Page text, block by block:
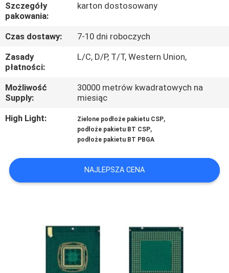
SKONTAKTUJ
SIĘ
Z
NAMI
AKTUALNOŚCI
O
WYCENĘ
PRIVACY
Szczegóły
pakowania:
karton dostosowany
Czas dostawy:
7-10 dni roboczych
Zasady
płatności:
L/C, D/P, T/T, Western Union,
Możliwość
Supply:
30000 metrów kwadratowych na
miesiąc
High Light:
Zielone podłoże pakietu CSP,
podłoże pakietu BT CSP,
podłoże pakietu BT PBGA
NAJLEPSZA CENA